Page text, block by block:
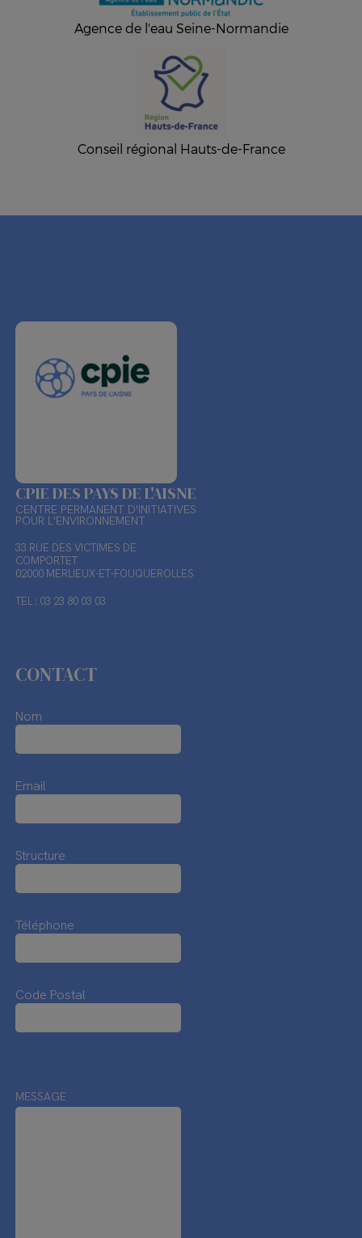
Agence de l'eau Seine-Normandie
Conseil régional Hauts-de-France
CPIE DES PAYS DE L'AISNE
CENTRE PERMANENT D'INITIATIVES
POUR L'ENVIRONNEMENT
33 RUE DES VICTIMES DE
COMPORTET
02000 MERLIEUX-ET-FOUQUEROLLES
TEL : 03 23 80 03 03
CONTACT
Nom
Email
Structure
Téléphone
Code Postal
MESSAGE